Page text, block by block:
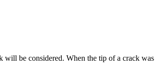
will be considered. When the tip of a crack was